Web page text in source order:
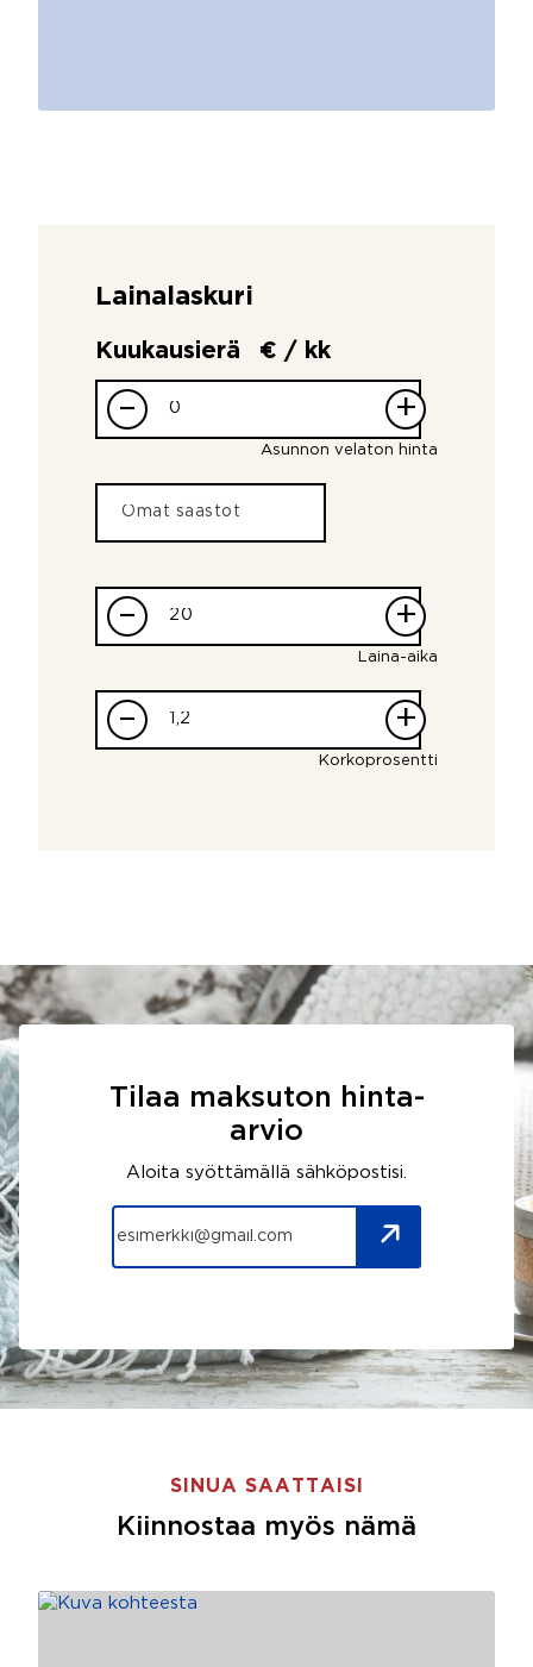
Lainalaskuri
Kuukausierä € / kk
– +
Asunnon velaton hinta
– +
Laina-aika
– +
Korkoprosentti
Tilaa maksuton hinta-
arvio
Aloita syöttämällä sähköpostisi.
SINUA SAATTAISI
Kiinnostaa myös nämä